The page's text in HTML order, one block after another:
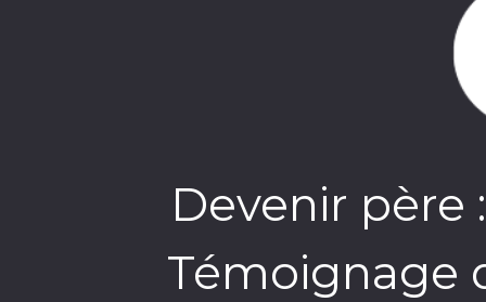
Devenir père
Témoignage